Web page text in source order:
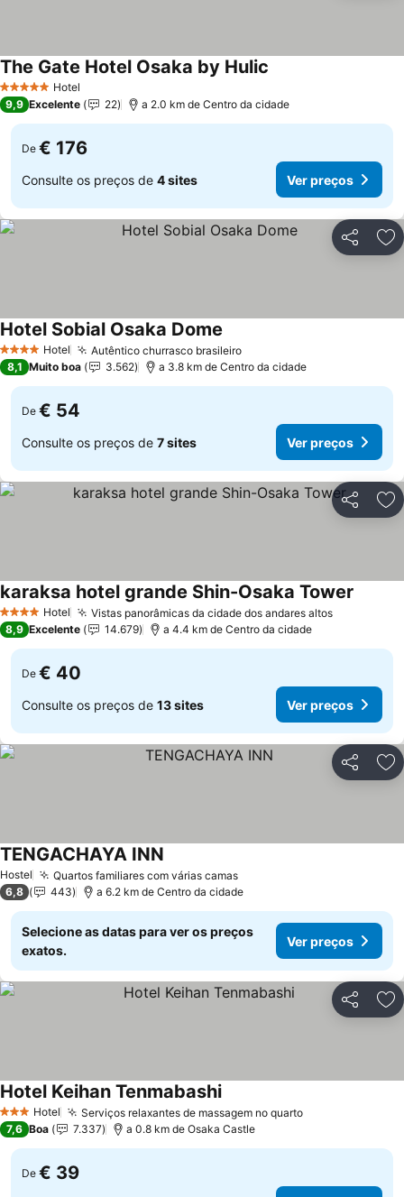
5 Estrelas Hotel
The Gate Hotel Osaka by Hulic
9,9 Excelente 22 a 2.0 km de Centro da cidade
De € 176
Consulte os preços de 4 sites Ver preços
Partilhar
4 EstrelasHotel Autêntico churrasco brasileiroVer preços
Hotel Sobial Osaka Dome
8,1 Muito boa 3.562 a 3.8 km de Centro da cidade
De € 54
Consulte os preços de 7 sites Ver preços
Partilhar
4 EstrelasHotel Vistas panorâmicas da cidade dos andares altosVer
karaksa hotel grande Shin-Osaka Tower
8,9 Excelente 14.679 a 4.4 km de Centro da cidade
De € 40
Consulte os preços de 13 sites Ver preços
Partilhar
Hostel Quartos familiares com várias camasVer preços
TENGACHAYA INN
6,8 443 a 6.2 km de Centro da cidade
Selecione as datas para ver os preços
exatos.
Ver preços
Partilhar
3 EstrelasHotel Serviços relaxantes de massagem no quartoVer preços
Hotel Keihan TenmabashiVer preços
7,6 Boa 7.337 a 0.8 km de Osaka Castle
De € 39